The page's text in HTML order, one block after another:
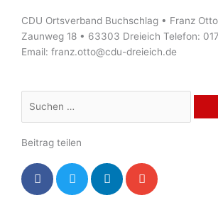
CDU Ortsverband Buchschlag • Franz
Zaunweg 18 • 63303 Dreieich Telefon:
Email: franz.otto@cdu-dreieich.de
nach:
Beitrag teilen